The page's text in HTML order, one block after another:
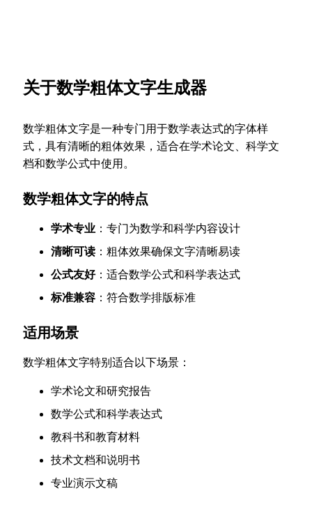
关于数学粗体文字生成器
数学粗体文字是一种专门用于数学表达式的字体样
式，具有清晰的粗体效果，适合在学术论文、科学文
档和数学公式中使用。
数学粗体文字的特点
学术专业 ：专门为数学和科学内容设计
清晰可读 ：粗体效果确保文字清晰易读
公式友好：适合数学公式和科学表达式
标准兼容 ：符合数学排版标准
适用场景
数学粗体文字特别适合以下场景：
学术论文和研究报告
数学公式和科学表达式
教科书和教育材料
技术文档和说明书
专业演示文稿